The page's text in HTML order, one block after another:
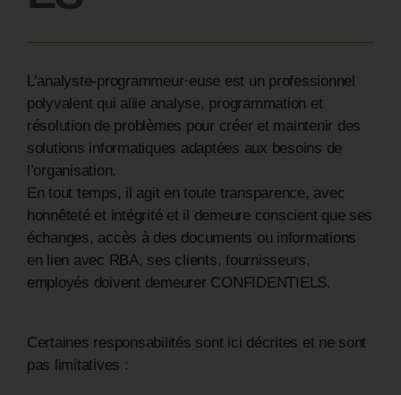
L’analyste-programmeur·euse est un professionnel
polyvalent qui allie analyse, programmation et
résolution de problèmes pour créer et maintenir des
solutions informatiques adaptées aux besoins de
l’organisation.
En tout temps, il agit en toute transparence, avec
honnêteté et intégrité et il demeure conscient que ses
échanges, accès à des documents ou informations
en lien avec RBA, ses clients, fournisseurs,
employés doivent demeurer CONFIDENTIELS.
Certaines responsabilités sont ici décrites et ne sont
pas limitatives :